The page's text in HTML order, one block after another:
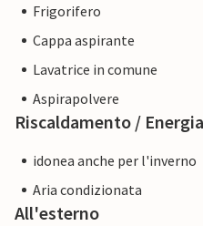
Frigorifero
Cappa aspirante
Lavatrice in comune
Aspirapolvere
Riscaldamento / Energia
idonea anche per l'inverno
Aria condizionata
All'esterno